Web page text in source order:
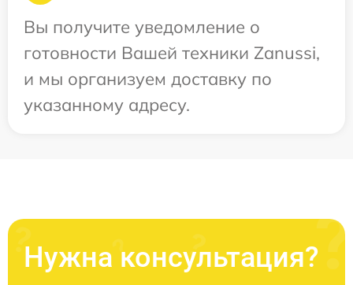
Вы получите уведомление о
готовности Вашей техники Zanussi,
и мы организуем доставку по
указанному адресу.
Нужна консультация?